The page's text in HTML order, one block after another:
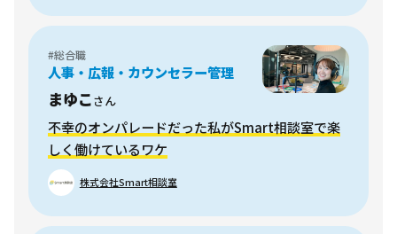
#総合職
人事・広報・カウンセラー管理
まゆこさん
不幸のオンパレードだった私がSmart相談室で楽
しく働けているワケ
株式会社Smart相談室